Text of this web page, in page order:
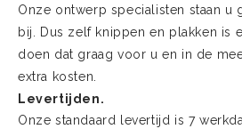
Onze ontwerp specialisten staan u
bij. Dus zelf knippen en plakken is
doen dat graag voor u en in de
extra kosten.
Levertijden.
Onze standaard levertijd is 7